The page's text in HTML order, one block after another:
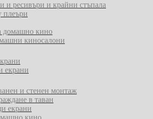
и ресивъри и крайни стъпала
плеъри
домашно кино
киносалони
екрани
и стенен монтаж
в таван
екрани